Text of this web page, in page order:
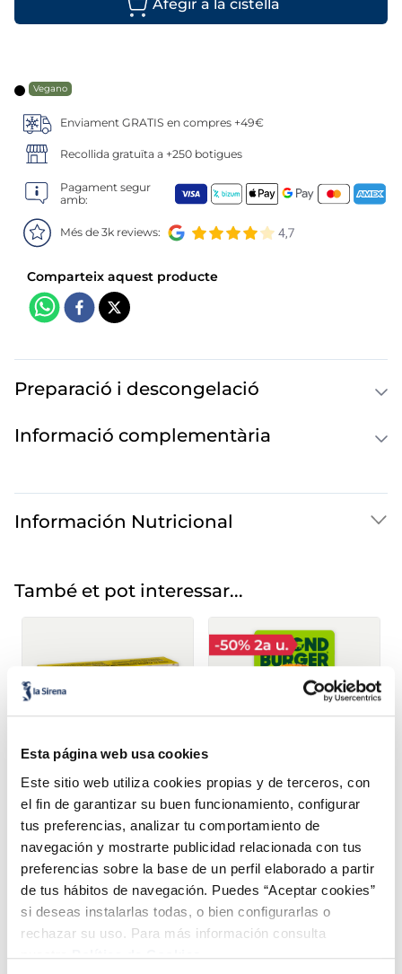
Esta página web usa cookies
Este sitio web utiliza cookies propias y de terceros, con
el fin de garantizar su buen funcionamiento, configurar
tus preferencias, analizar tu comportamiento de
navegación y mostrarte publicidad relacionada con tus
preferencias sobre la base de un perfil elaborado a partir
de tus hábitos de navegación. Puedes “Aceptar cookies”
si deseas instalarlas todas, o bien configurarlas o
rechazar su uso. Para más información consulta
nuestraPolítica de Cookies.
Vegano
Enviament GRATIS en compres +49€
Recollida gratuïta a +250 botigues
Pagament segur
amb:
Més de 3k reviews:
Preparació i descongelació
Informació complementària
Información Nutricional
També et pot interessar...
Hamburguesa 100%
vegetal Heura
Sin gluten Vegano
4,99 € Caja 2u 200g
Añadir
Beyond Burger
Vegano
6,49 €
COMBINABLE
Safata 2u 226g
Añadir
8 calamar sirena
9. salmó premium